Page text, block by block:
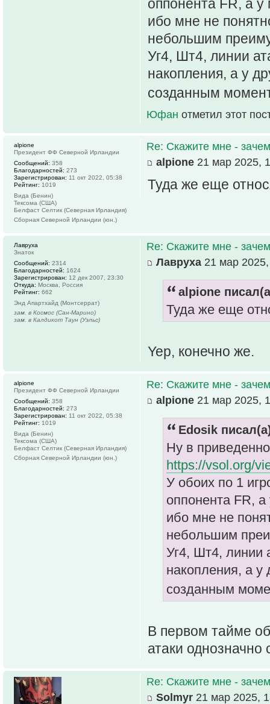
оппонента FR, а
ибо мне не
небольшим
Уг4, Шт4, линии
накопления, а у
созданным
Юфан отметил этот
Re: Скажите мне -
alpione 21 мар 2025,
Туда же еще
alpione
Президент ФФ Северной Ирландии
Сообщений: 358
Благодарностей: 273
Зарегистрирован: 11 окт 2022, 05:38
Рейтинг: 1019
Вида (Бенин)
Тексома (США)
Белфаст Селтик (Северная Ирландия)
Сборная Северной Ирландии (юн.)
Re: Скажите мне -
Лавруха 21 мар
alpione
Туда же еще
Yep, конечно же.
Лавруха
Знаток
Сообщений: 2314
Благодарностей: 1624
Зарегистрирован: 12 дек 2007, 23:30
Откуда: Москва, Россия
Рейтинг: 662
Энд Апартхайд (Монтсеррат)
зам. в Космос (Сан-Марино)
зам. в Калдикот Таун (Уэльс)
Re: Скажите мне -
alpione 21 мар 2025,
Edosik
Ну в
https://vsol.org/
У обоих по 1
оппонента FR,
ибо мне не
небольшим
Уг4, Шт4, линии
накопления, а у
созданным
В первом тайме
атаки
alpione
Президент ФФ Северной Ирландии
Сообщений: 358
Благодарностей: 273
Зарегистрирован: 11 окт 2022, 05:38
Рейтинг: 1019
Вида (Бенин)
Тексома (США)
Белфаст Селтик (Северная Ирландия)
Сборная Северной Ирландии (юн.)
Re: Скажите мне -
Solmyr 21 мар 2025,